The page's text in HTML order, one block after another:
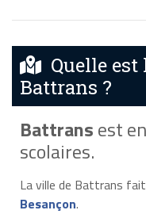
Quelle est
Battrans ?
Battransest en
scolaires.
La ville de Battrans
Besançon.